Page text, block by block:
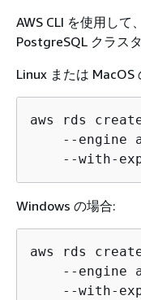
AWS CLI を使用して
PostgreSQL クラス
Linux または MacOS
aws rds
--engine
--with-
Windows の場合:
aws rds
--engine
--with-